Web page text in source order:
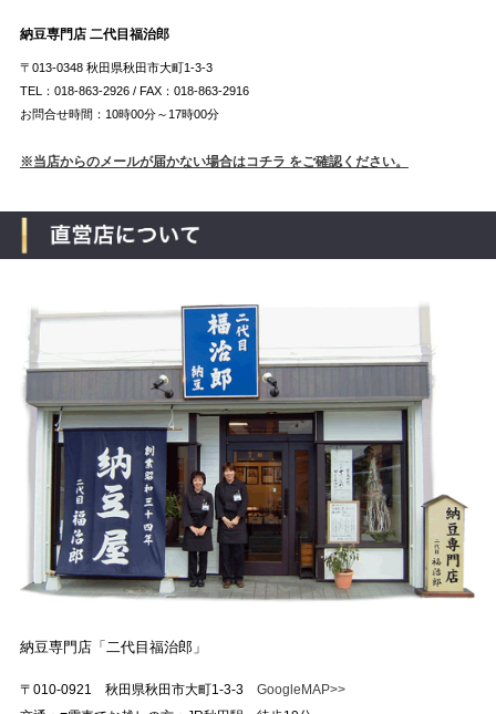
納豆専門店 二代目福治郎
〒013-0348 秋田県秋田市大町1-3-3
TEL：018-863-2926 / FAX：018-863-2916
お問合せ時間：10時00分～17時00分
※当店からのメールが届かない場合はコチラ をご確認ください。
納豆専門店「二代目福治郎」
〒010-0921 秋田県秋田市大町1-3-3 GoogleMAP>>